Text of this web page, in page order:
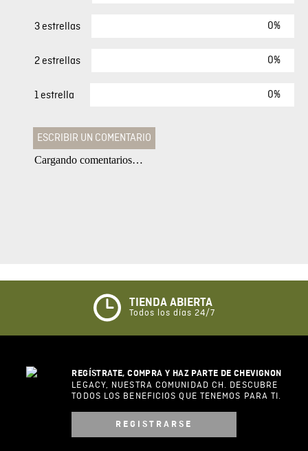
3 estrellas 0%
2 estrellas 0%
1 estrella 0%
ESCRIBIR UN COMENTARIO
Califique el producto de 1 a 5 estrellas
★☆ ☆
Su nombre
Correo electrónico
Cargando comentarios…
TIENDA ABIERTA
Todos los días 24/7
REGÍSTRATE, COMPRA Y HAZ PARTE DE CHEVIGNON
LEGACY, NUESTRA COMUNIDAD CH. DESCUBRE
TODOS LOS BENEFICIOS QUE TENEMOS PARA TI.
REGISTRARSE